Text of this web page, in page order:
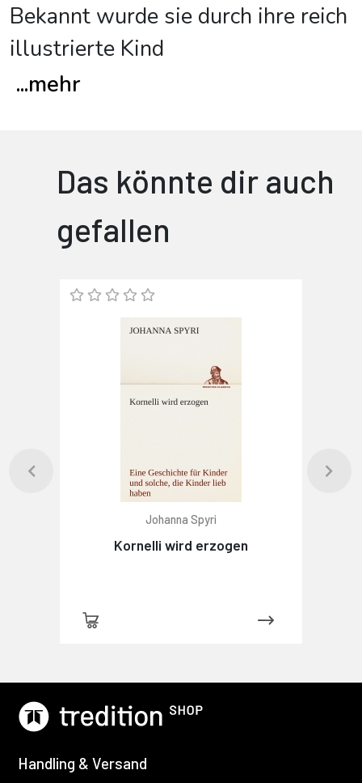
Bekannt wurde sie durch ihre reich
illustrierte Kind
...mehr
Das könnte dir auch
gefallen
Johanna Spyri
Kornelli wird erzogen
Handling & Versand